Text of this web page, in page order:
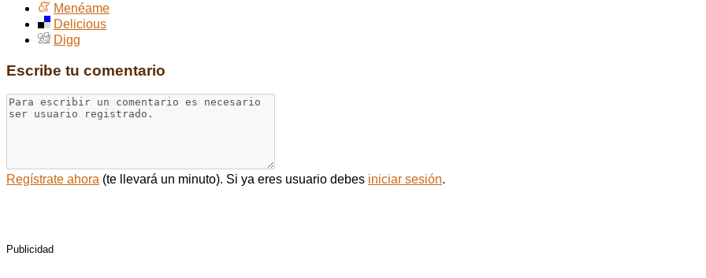
Menéame
Delicious
Digg
Escribe tu comentario
Regístrate ahora (te llevará un minuto). Si ya eres usuario debes iniciar sesión.
Publicidad